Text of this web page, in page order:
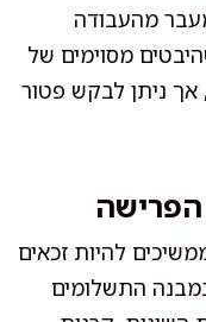
מהעבודה
מסוימים של
ניתן לבקש פטור
הפרישה
להיות זכאים
במבנה התשלומים